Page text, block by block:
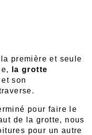
première et seule
la grotte
et son
pour faire le
de la grotte, nous
pour un autre